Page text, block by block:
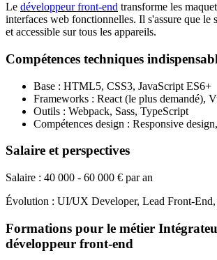
Le développeur front-end transforme les
interfaces web fonctionnelles. Il s'assure que le
et accessible sur tous les appareils.
Compétences techniques
Base : HTML5, CSS3, JavaScript ES6+
Frameworks : React (le plus demandé),
Outils : Webpack, Sass, TypeScript
Compétences design : Responsive
Salaire et perspectives
Salaire : 40 000 - 60 000 € par an
Évolution : UI/UX Developer, Lead Front-End,
Formations pour le métier
développeur front-end